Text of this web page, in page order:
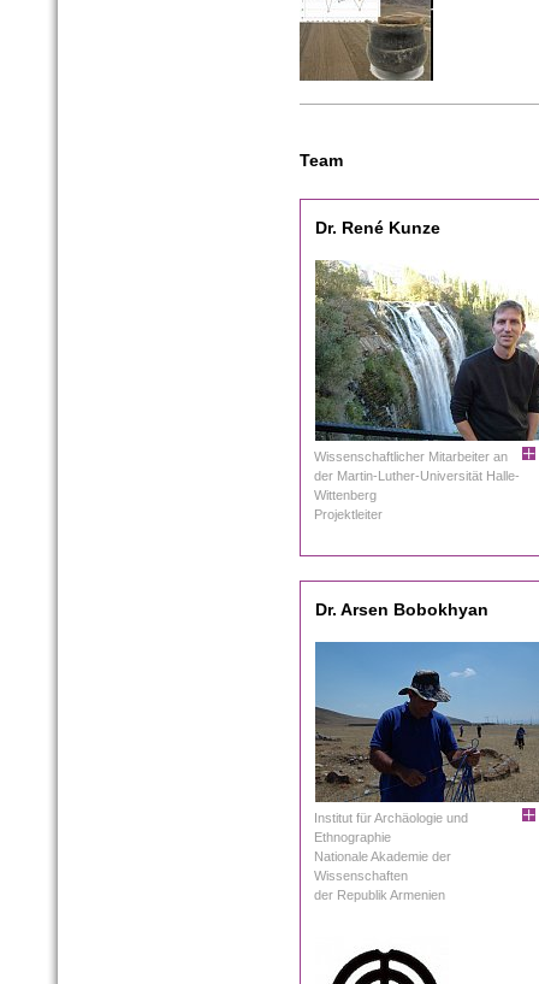
Team
Dr. René Kunze
Wissenschaftlicher Mitarbeiter an
der Martin-Luther-Universität Halle-
Wittenberg
Projektleiter
Dr. Arsen Bobokhyan
Institut für Archäologie und
Ethnographie
Nationale Akademie der
Wissenschaften
der Republik Armenien